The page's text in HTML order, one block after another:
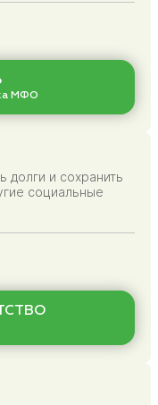
МФО
долги и сохранить
социальные